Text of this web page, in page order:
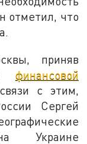
отметил, что
приняв
финансовой
с этим,
Сергей
Украине